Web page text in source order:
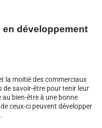
développement
la moitié des commerciaux
de savoir-être pour tenir leur
bien-être à une bonne
ceux-ci peuvent développer